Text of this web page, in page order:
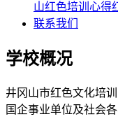
山红色培训心得
联系我们
学校概况
井冈山市红色文化培
国企事业单位及社会